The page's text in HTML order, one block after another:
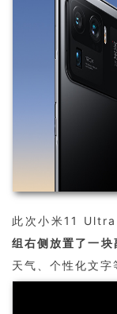
此次小米11 Ultra
组右侧放置了一块
天气、个性化文字